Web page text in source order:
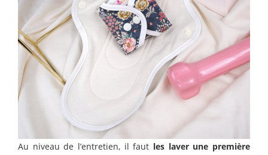
Au niveau de l’entretien, il faut les laver une première